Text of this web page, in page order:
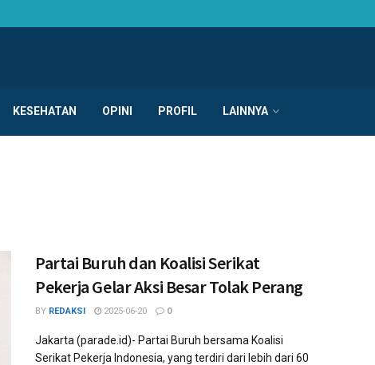
KESEHATAN OPINI PROFIL LAINNYA
Partai Buruh dan Koalisi Serikat
Pekerja Gelar Aksi Besar Tolak Perang
BY REDAKSI 2025-06-20 0
Jakarta (parade.id)- Partai Buruh bersama Koalisi
Serikat Pekerja Indonesia, yang terdiri dari lebih dari 60